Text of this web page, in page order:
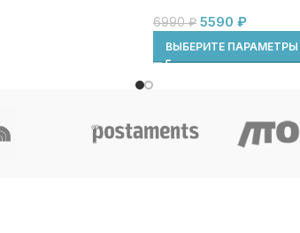
6990₽ 5590 ₽
ВЫБЕРИТЕ ПАРАМЕТРЫ